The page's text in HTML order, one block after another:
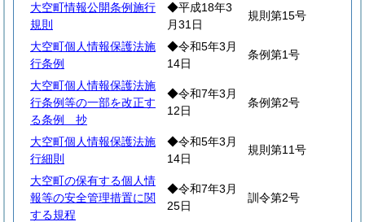
大空町情報公開条例施行
規則
◆平成18年3
月31日
規則第15号
大空町個人情報保護法施
行条例
◆令和5年3月
14日
条例第1号
大空町個人情報保護法施
行条例等の一部を改正す
る条例 抄
◆令和7年3月
12日
条例第2号
大空町個人情報保護法施
行細則
◆令和5年3月
14日
規則第11号
大空町の保有する個人情
報等の安全管理措置に関
する規程
◆令和7年3月
25日
訓令第2号